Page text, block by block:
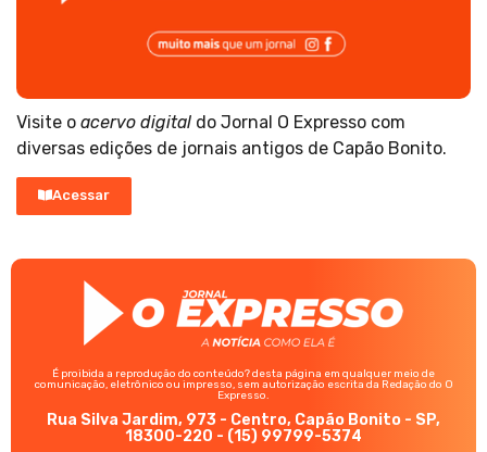
Visite o acervo digital do Jornal O Expresso com
diversas edições de jornais antigos de Capão Bonito.
Acessar
É proibida a reprodução do conteúdo? desta página em qualquer meio de
comunicação, eletrônico ou impresso, sem autorização escrita da Redação do O
Expresso.
Rua Silva Jardim, 973 - Centro, Capão Bonito - SP,
18300-220 - (15) 99799-5374